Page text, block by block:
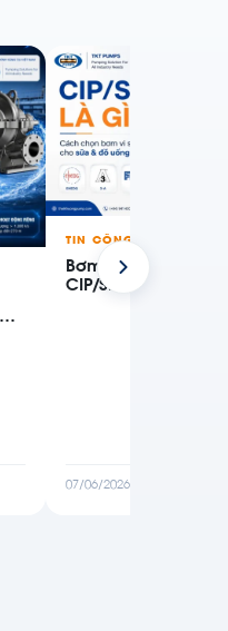
TIN CÔNG TY
Bơm vi sinh cho
CIP/SIP và chọn
07/06/2026